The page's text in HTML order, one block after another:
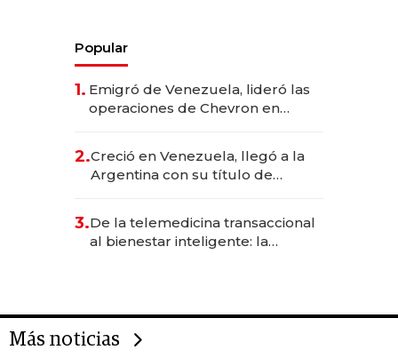
Popular
1. Emigró de Venezuela, lideró las
operaciones de Chevron en
2.Creció en Venezuela, llegó a la
Argentina con su título de
las marcas "fast premium"
3.De la telemedicina transaccional
al bienestar inteligente: la
Más noticias